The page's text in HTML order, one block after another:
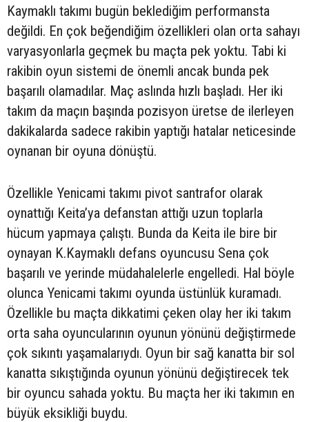
Kaymaklı takımı bugün beklediğim performansta
değildi. En çok beğendiğim özellikleri olan orta sahayı
varyasyonlarla geçmek bu maçta pek yoktu. Tabi ki
rakibin oyun sistemi de önemli ancak bunda pek
başarılı olamadılar. Maç aslında hızlı başladı. Her iki
takım da maçın başında pozisyon üretse de ilerleyen
dakikalarda sadece rakibin yaptığı hatalar neticesinde
oynanan bir oyuna dönüştü.
Özellikle Yenicami takımı pivot santrafor olarak
oynattığı Keita’ya defanstan attığı uzun toplarla
hücum yapmaya çalıştı. Bunda da Keita ile bire bir
oynayan K.Kaymaklı defans oyuncusu Sena çok
başarılı ve yerinde müdahalelerle engelledi. Hal böyle
olunca Yenicami takımı oyunda üstünlük kuramadı.
Özellikle bu maçta dikkatimi çeken olay her iki takım
orta saha oyuncularının oyunun yönünü değiştirmede
çok sıkıntı yaşamalarıydı. Oyun bir sağ kanatta bir sol
kanatta sıkıştığında oyunun yönünü değiştirecek tek
bir oyuncu sahada yoktu. Bu maçta her iki takımın en
büyük eksikliği buydu.